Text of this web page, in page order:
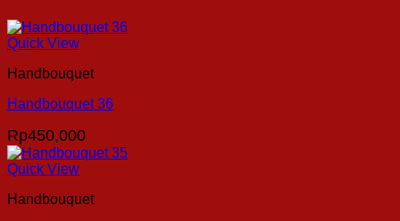
Quick View
Handbouquet
Handbouquet 36
Rp450,000
Quick View
Handbouquet